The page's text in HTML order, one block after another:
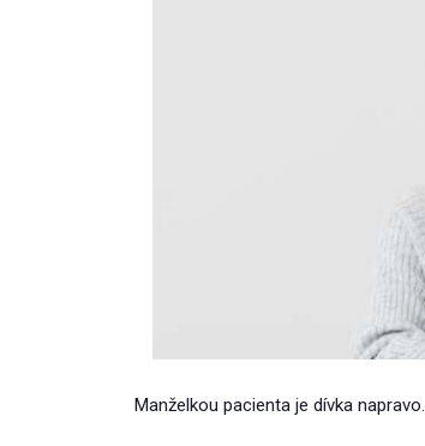
Manželkou pacienta je dívka napravo.